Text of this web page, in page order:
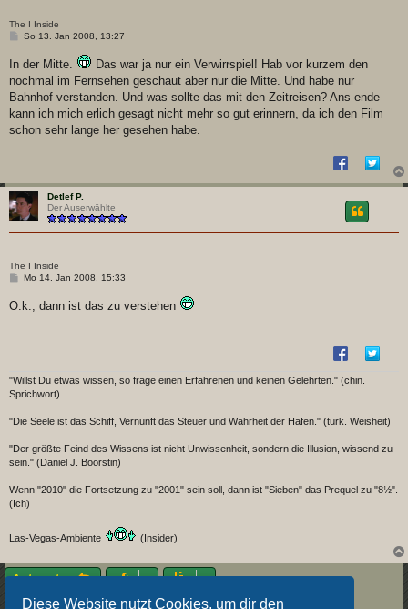
Diese Website nutzt Cookies, um dir den
The I Inside
B
r
g
So 13. Jan 2008, 13:27
In der Mitte.
Das war ja nur ein Verwirrspiel! Hab vor kurzem den
nochmal im Fernsehen geschaut aber nur die Mitte. Und habe nur
Bahnhof verstanden. Und was sollte das mit den Zeitreisen? Ans ende
kann ich mich erlich gesagt nicht mehr so gut erinnern, da ich den Film
schon sehr lange her gesehen habe.
Detlef P.
Der Auserwählte
The I Inside
B
t
Mo 14. Jan 2008, 15:33
O.k., dann ist das zu verstehen
"Willst Du etwas wissen, so frage einen Erfahrenen und keinen Gelehrten." (chin.
Sprichwort)
"Die Seele ist das Schiff, Vernunft das Steuer und Wahrheit der Hafen." (türk. Weisheit)
"Der größte Feind des Wissens ist nicht Unwissenheit, sondern die Illusion, wissend zu
sein." (Daniel J. Boorstin)
Wenn "2010" die Fortsetzung zu "2001" sein soll, dann ist "Sieben" das Prequel zu "8½".
(Ich)
Las-Vegas-Ambiente (Insider)
Antworten
5 Beiträge • Seite1von1